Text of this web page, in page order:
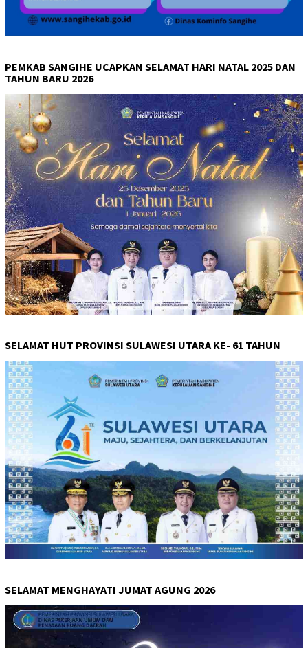
PEMKAB SANGIHE UCAPKAN SELAMAT HARI NATAL 2025 DAN
TAHUN BARU 2026
SELAMAT HUT PROVINSI SULAWESI UTARA KE- 61 TAHUN
SELAMAT MENGHAYATI JUMAT AGUNG 2026